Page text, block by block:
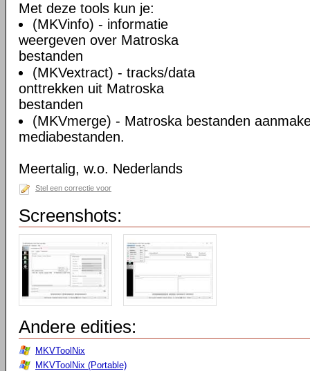
Met deze tools kun je:
(MKVinfo) - informatie
weergeven over Matroska
bestanden
(MKVextract) - tracks/data
onttrekken uit Matroska
bestanden
(MKVmerge) - Matroska bestanden
mediabestanden.
Meertalig, w.o. Nederlands
Stel een correctie voor
Screenshots:
Andere edities:
MKVToolNix
MKVToolNix (Portable)